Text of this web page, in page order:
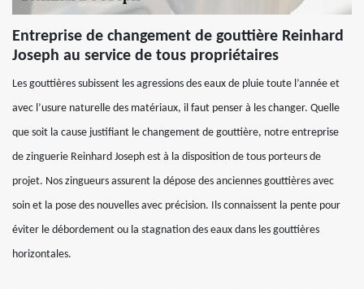
Entreprise de changement de gouttière Reinhard
Joseph au service de tous propriétaires
Les gouttières subissent les agressions des eaux de pluie toute l’année et
avec l’usure naturelle des matériaux, il faut penser à les changer. Quelle
que soit la cause justifiant le changement de gouttière, notre entreprise
de zinguerie Reinhard Joseph est à la disposition de tous porteurs de
projet. Nos zingueurs assurent la dépose des anciennes gouttières avec
soin et la pose des nouvelles avec précision. Ils connaissent la pente pour
éviter le débordement ou la stagnation des eaux dans les gouttières
horizontales.